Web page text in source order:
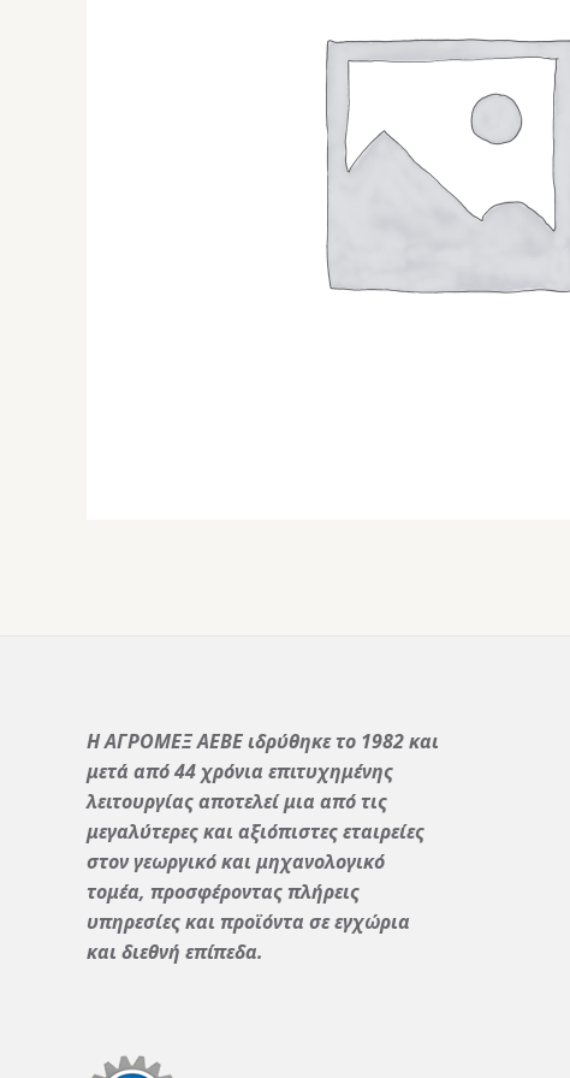
Η ΑΓΡΟΜΕΞ ΑΕΒΕ ιδρύθηκε το 1982 και
μετά από 44 χρόνια επιτυχημένης
λειτουργίας αποτελεί μια από τις
μεγαλύτερες και αξιόπιστες εταιρείες
στον γεωργικό και μηχανολογικό
τομέα, προσφέροντας πλήρεις
υπηρεσίες και προϊόντα σε εγχώρια
και διεθνή επίπεδα.